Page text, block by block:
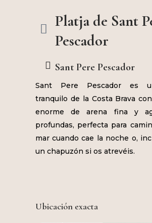
Platja de Sant
Pescador
Sant Pere Pescador
Sant Pere Pescador es
tranquilo de la Costa Brava
enorme de arena fina y
profundas, perfecta para
mar cuando cae la noche o,
un chapuzón si os atrevéis.
Ubicación exacta